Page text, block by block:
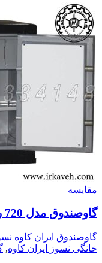
مقايسه
گاوصندوق مدل 720 رمز مکانیکی
گاوصندوق ایران کاوه
خانگی نسوز ایران کاوه,